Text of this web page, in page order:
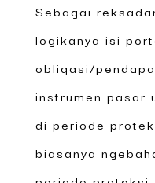
Sebagai
logikanya isi
obligasi/
instrumen pasar
di periode
biasanya